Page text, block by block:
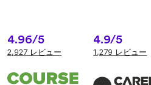
4.96/5
2,927 レビュー
4.9/5
1,279 レビュー